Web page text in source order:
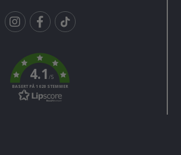
k
4.1/5
BASERT PÅ 1020 STEMMER